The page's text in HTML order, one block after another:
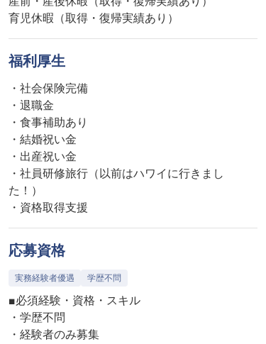
育児休暇（取得・復帰実績あり）
福利厚生
・社会保険完備
・退職金
・食事補助あり
・結婚祝い金
・出産祝い金
・社員研修旅行（以前はハワイに行きまし
た！）
・資格取得支援
応募資格
実務経験者優遇 学歴不問
■必須経験・資格・スキル
・学歴不問
・経験者のみ募集